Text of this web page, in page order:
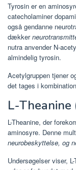
Tyrosin er en
catecholaminer
også gendanne
dækker
nutra anvender N-
almindelig tyrosin.
Acetylgruppen tjener
det tages i
L-Theanine
L-Theanine, der
aminosyre. Denne
neurobeskyttelse, og
Undersøgelser viser,